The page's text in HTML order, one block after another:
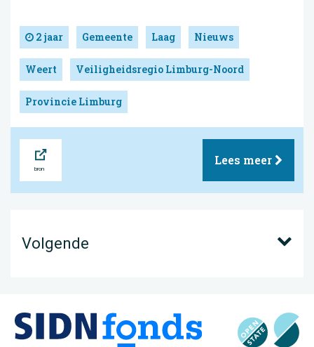
2 jaar Gemeente Laag Nieuws
Weert Veiligheidsregio Limburg-Noord
Provincie Limburg
Lees meer
Volgende